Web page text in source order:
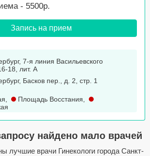
- 5500р.
Запись на прием
7-я линия Васильевского
18, лит. А
Басков пер., д. 2, стр. 1
, Площадь Восстания,
найдено мало врачей
лучшие врачи Гинекологи города Санкт-